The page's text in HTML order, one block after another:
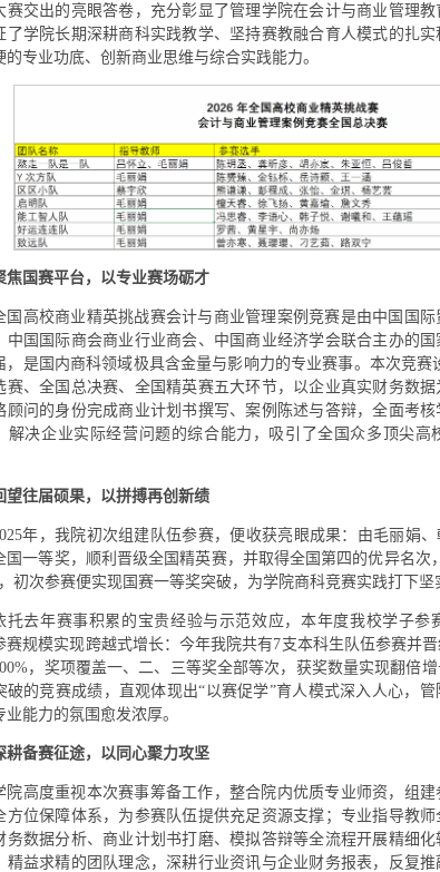
赛交出的亮眼答卷，充分彰显了管理学院在会计与商业管理
了学院长期深耕商科实践教学、坚持赛教融合育人模式的扎
的专业功底、创新商业思维与综合实践能力。
焦国赛平台，以专业赛场砺才
国高校商业精英挑战赛会计与商业管理案例竞赛是由中国国
中国国际商会商业行业商会、中国商业经济学会联合主办的
，是国内商科领域极具含金量与影响力的专业赛事。本次竞赛
赛、全国总决赛、全国精英赛五大环节，以企业真实财务数
顾问的身份完成商业计划书撰写、案例陈述与答辩，全面考
解决企业实际经营问题的综合能力，吸引了全国众多顶尖高
望往届硕果，以拼搏再创新绩
年，我院初次组建队伍参赛，便收获亮眼成果：由毛丽娟
国一等奖，顺利晋级全国精英赛，并取得全国第四的优异名次
初次参赛便实现国赛一等奖突破，为学院商科竞赛实践打下坚
托去年赛事积累的宝贵经验与示范效应，本年度我校学子参
赛规模实现跨越式增长：今年我院共有7支本科生队伍参赛并
，奖项覆盖一、二、三等奖全部等次，获奖数量实现翻倍
破的竞赛成绩，直观体现出“以赛促学”育人模式深入人心，管
业能力的氛围愈发浓厚。
耕备赛征途，以同心聚力攻坚
院高度重视本次赛事筹备工作，整合院内优质专业师资，组
方位保障体系，为参赛队伍提供充足资源支撑；专业指导教
务数据分析、商业计划书打磨、模拟答辩等全流程开展精细
精益求精的团队理念，深耕行业资讯与企业财务报表，反复